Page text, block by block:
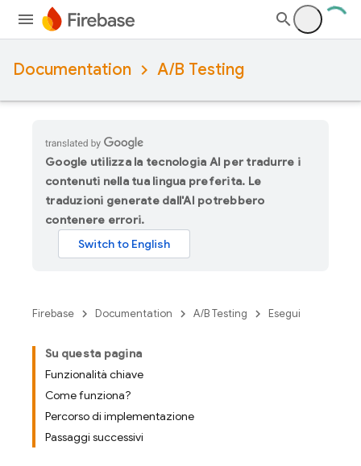
Documentation A/B Testing
Google utilizza la tecnologia AI per tradurre i
contenuti nella tua lingua preferita. Le
traduzioni generate dall'AI potrebbero
contenere errori.
Firebase Documentation A/B Testing Esegui
Su questa pagina
Funzionalità chiave
Come funziona?
Percorso di implementazione
Passaggi successivi